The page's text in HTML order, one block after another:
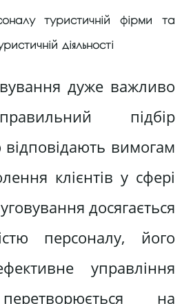
туристичній фірми та
діяльності
дуже важливо
підбір
вимогам
клієнтів у сфері
досягається
персоналу, його
управління
на